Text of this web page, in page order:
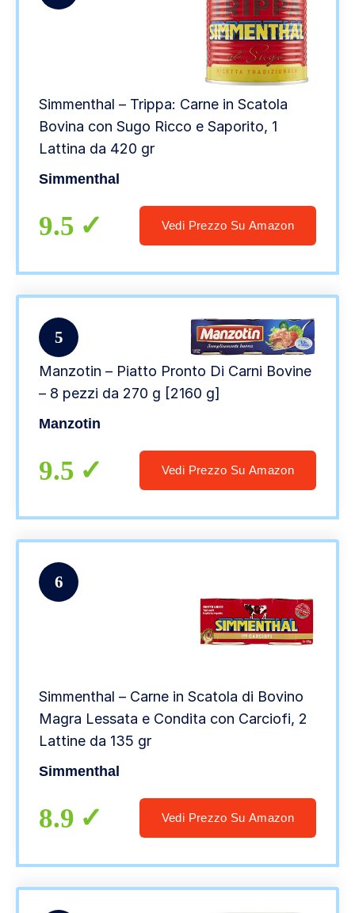
Simmenthal – Trippa: Carne in Scatola
Bovina con Sugo Ricco e Saporito, 1
Lattina da 420 gr
Simmenthal
9.5 Vedi Prezzo Su Amazon
5
Manzotin – Piatto Pronto Di Carni Bovine
– 8 pezzi da 270 g [2160 g]
Manzotin
9.5 Vedi Prezzo Su Amazon
6
Simmenthal – Carne in Scatola di Bovino
Magra Lessata e Condita con Carciofi, 2
Lattine da 135 gr
Simmenthal
8.9 Vedi Prezzo Su Amazon